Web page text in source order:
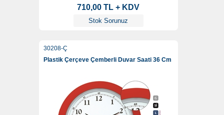
710,00 TL + KDV
Stok Sorunuz
30208-Ç
Plastik Çerçeve Çemberli Duvar Saati 36 Cm